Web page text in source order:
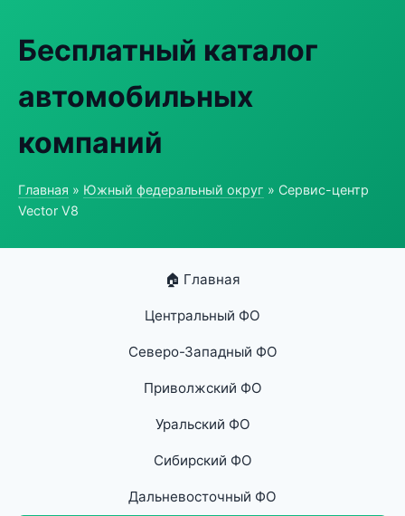
Бесплатный каталог
автомобильных
компаний
Главная » Южный федеральный округ » Сервис-центр
Vector V8
🏠 Главная
Центральный ФО
Северо-Западный ФО
Приволжский ФО
Уральский ФО
Сибирский ФО
Дальневосточный ФО